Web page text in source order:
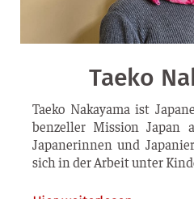
Taeko
Tae­ko Naka­ya­ma ist
ben­zel­ler Mis­si­on Japan
Japa­ne­rin­nen und
sich in der Arbeit unter